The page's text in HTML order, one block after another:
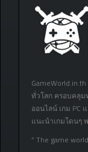
ทั่วโลก ครอบคลุม
ออนไลน์ เกม PC
แนะนำเกมโดนๆ
” The game